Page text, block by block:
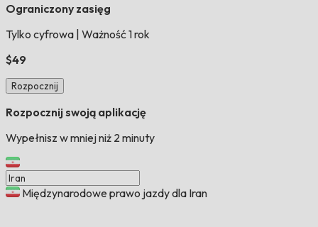
Ograniczony zasięg
Tylko cyfrowa Ważność 1 rok
$49
Rozpocznij
Rozpocznij swoją aplikację
Wypełnisz w mniej niż 2 minuty
Międzynarodowe prawo jazdy dla Iran